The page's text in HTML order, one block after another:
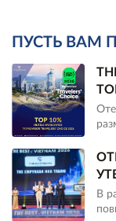
ПУСТЬ ВАМ
В